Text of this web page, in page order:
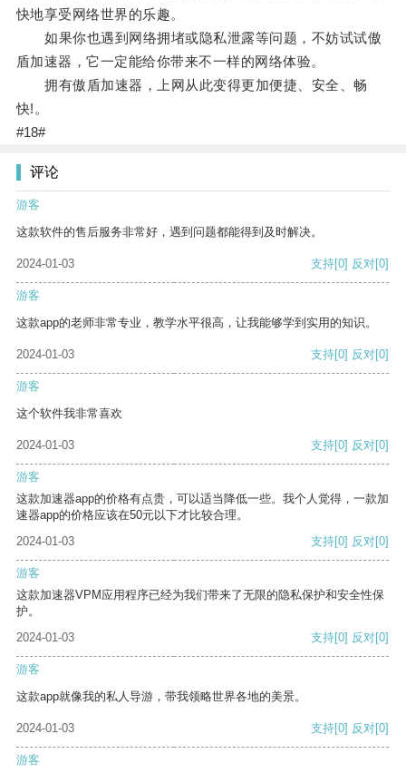
快地享受网络世界的乐趣。
如果你也遇到网络拥堵或隐私泄露等问题，不妨试试傲
盾加速器，它一定能给你带来不一样的网络体验。
拥有傲盾加速器，上网从此变得更加便捷、安全、畅
快!。
#18#
评论
游客
这款软件的售后服务非常好，遇到问题都能得到及时解决。
2024-01-03 支持[0] 反对[0]
游客
这款app的老师非常专业，教学水平很高，让我能够学到实用的知识。
2024-01-03 支持[0] 反对[0]
游客
这个软件我非常喜欢
2024-01-03 支持[0] 反对[0]
游客
这款加速器app的价格有点贵，可以适当降低一些。我个人觉得，一款加
速器app的价格应该在50元以下才比较合理。
2024-01-03
支持[0] 反对[0]
游客
这款加速器VPM应用程序已经为我们带来了无限的隐私保护和安全性保
护。
2024-01-03
支持[0] 反对[0]
游客
这款app就像我的私人导游，带我领略世界各地的美景。
2024-01-03 支持[0] 反对[0]
游客